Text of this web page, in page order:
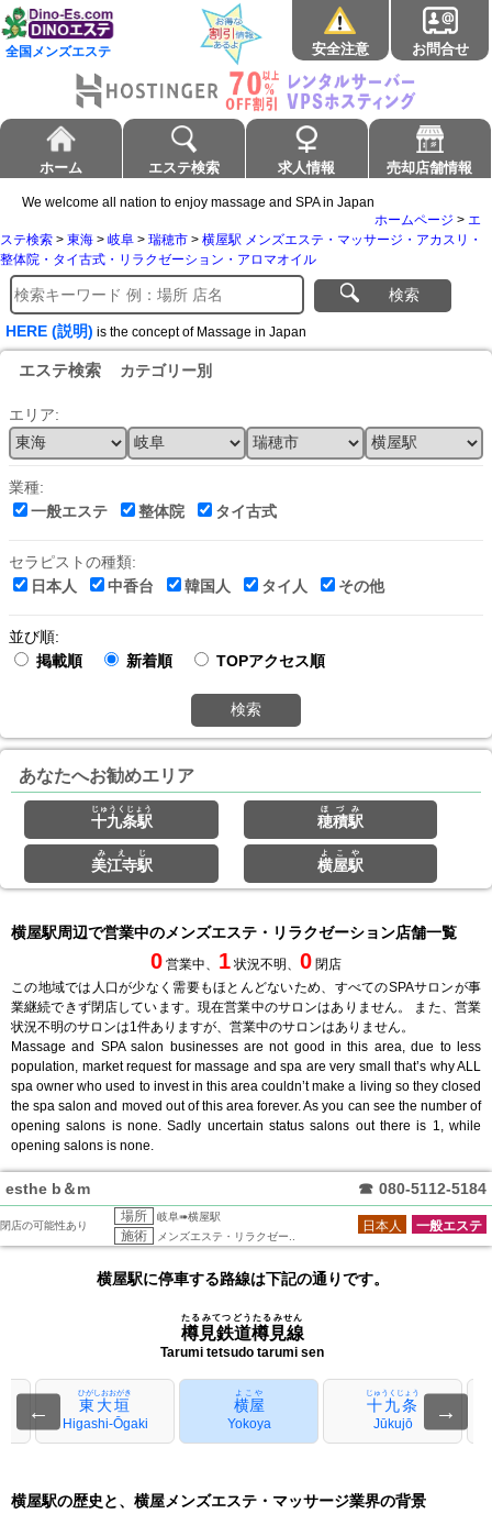
全国メンズエステ 安全注意 お問合せ
ホーム エステ検索 求人情報 売却店舗情報
We welcome all nation to enjoy massage and SPA in Japan
ホームページ > エ
ステ検索 > 東海 > 岐阜 > 瑞穂市 > 横屋駅 メンズエステ・マッサージ・アカスリ・
整体院・タイ古式・リラクゼーション・アロマオイル
検索
HERE (説明) is the concept of Massage in Japan
エステ検索 カテゴリー別
エリア:
業種:
一般エステ
整体院 タイ古式
セラピストの種類:
日本人
中香台 韓国人 タイ人 その他
並び順:
掲載順
新着順 TOPアクセス順
検索
あなたへお勧めエリア
十九条駅
じゅうくじょう
穂積駅
ほづみ
美江寺駅
みえじ
横屋駅
よこや
横屋駅周辺で営業中のメンズエステ・リラクゼーション店舗一覧
0 営業中、 1 状況不明、 0 閉店
この地域では人口が少なく需要もほとんどないため、すべてのSPAサロンが事
業継続できず閉店しています。現在営業中のサロンはありません。 また、営業
状況不明のサロンは1件ありますが、営業中のサロンはありません。
Massage and SPA salon businesses are not good in this area, due to less
population, market request for massage and spa are very small that’s why ALL
spa owner who used to invest in this area couldn’t make a living so they closed
the spa salon and moved out of this area forever. As you can see the number of
opening salons is none. Sadly uncertain status salons out there is 1, while
opening salons is none.
esthe b＆m ☎ 080-5112-5184
閉店の可能性あり
場所 岐阜➠横屋駅
施術 メンズエステ・リラクゼー..
一般エステ
日本人
横屋駅に停車する路線は下記の通りです。
樽見鉄道樽見線
たるみてつどうたるみせん
Tarumi tetsudo tarumi sen
← 東大垣
ひがしおおがき
Higashi-Ōgaki
横屋
よこや
Yokoya
十九条
じゅうくじょう
Jūkujō
→
横屋駅の歴史と、横屋メンズエステ・マッサージ業界の背景